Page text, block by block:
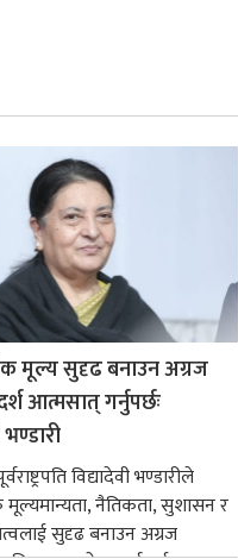
मूल्य सुदृढ बनाउन अग्रज
आत्मसात् गर्नुपर्छः
भण्डारी
विद्यादेवी भण्डारीले
मूल्यमान्यता, नैतिकता, सुशासन र
सुदृढ बनाउन अग्रज